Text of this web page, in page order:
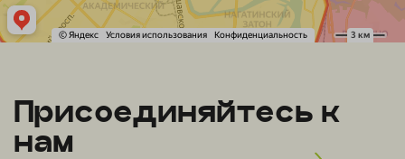
Присоединяйтесь к
нам